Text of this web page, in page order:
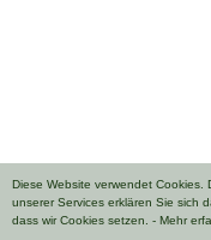
Diese Website verwendet Cookies.
unserer Services erklären Sie sich
dass wir Cookies setzen. - Mehr